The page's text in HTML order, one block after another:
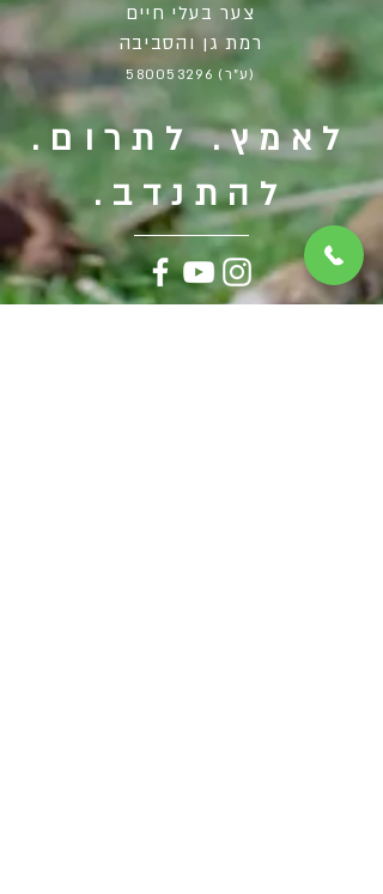
צער בעלי חיים
רמת גן והסביבה
(ע"ר) 580053296
לאמץ. לתרום.
להתנדב.